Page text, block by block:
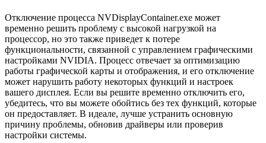
Отключение процесса NVDisplayContainer.exe может
временно решить проблему с высокой нагрузкой на
процессор, но это также приведет к потере
функциональности, связанной с управлением графическими
настройками NVIDIA. Процесс отвечает за оптимизацию
работы графической карты и отображения, и его отключение
может нарушить работу некоторых функций и настроек
вашего дисплея. Если вы решите временно отключить его,
убедитесь, что вы можете обойтись без тех функций, которые
он предоставляет. В идеале, лучше устранить основную
причину проблемы, обновив драйверы или проверив
настройки системы.